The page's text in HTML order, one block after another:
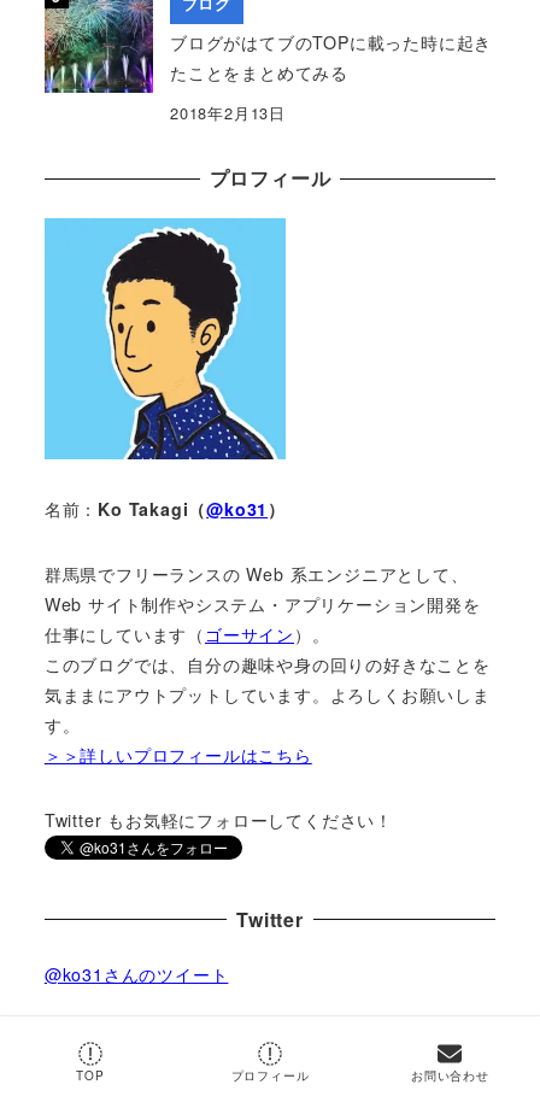
ブログがはてブのTOPに載った時に起き
たことをまとめてみる
2018年2月13日
プロフィール
名前： Ko Takagi（@ko31 ）
群馬県でフリーランスの Web 系エンジニアとして、
Web サイト制作やシステム・アプリケーション開発を
仕事にしています（ ゴーサイン ）。
このブログでは、自分の趣味や身の回りの好きなことを
気ままにアウトプットしています。よろしくお願いしま
す。
＞＞詳しいプロフィールはこちら
Twitter もお気軽にフォローしてください！
Twitter
@ko31さんのツイート
by @ko31
TOP プロフィール お問い合わせ